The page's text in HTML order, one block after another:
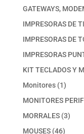
GATEWAYS,
IMPRESORAS DE
IMPRESORAS DE
IMPRESORAS
KIT TECLADOS Y
Monitores 11
MONITORES
MORRALES 33
MOUSES 4646